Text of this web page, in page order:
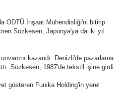
ODTÜ İnşaat Mühendisliği'ni bitirip
Sözkesen, Japonya'ya da iki yıl
kazandı. Denizli'de pazarlama
Sözkesen, 1987'de tekstil işine girdi.
gösteren Funika Holding'in yerel